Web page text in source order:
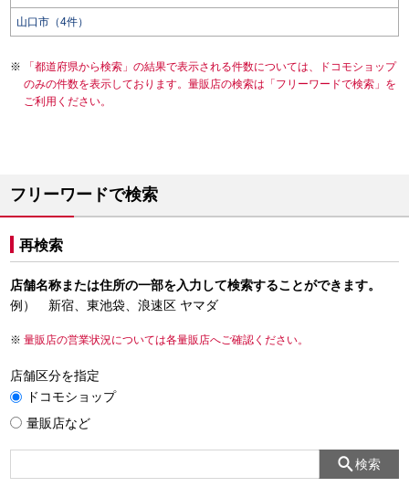
山口市（4件）
「都道府県から検索」の結果で表示される件数については、ドコモショップ
のみの件数を表示しております。量販店の検索は「フリーワードで検索」を
ご利用ください。
フリーワードで検索
再検索
店舗名称または住所の一部を入力して検索することができます。
例） 新宿、東池袋、浪速区 ヤマダ
量販店の営業状況については各量販店へご確認ください。
店舗区分を指定
ドコモショップ
量販店など
検索